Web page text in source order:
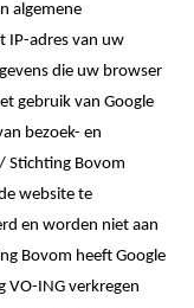
algemene
IP-adres van uw
die uw browser
gebruik van Google
bezoek- en
/ Stichting Bovom
website te
en worden niet aan
Bovom heeft Google
VO-ING verkregen